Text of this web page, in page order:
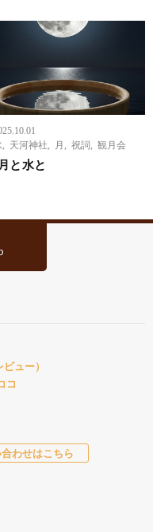
天河神社 月 祝詞 観月会
と水と
ュー）
コ
わせはこちら